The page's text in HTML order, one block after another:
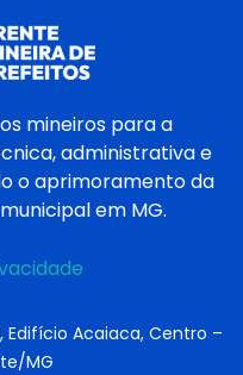
mineiros para a
administrativa e
o aprimoramento da
em MG.
Edifício Acaiaca, Centro –
MG